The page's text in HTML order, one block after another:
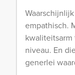
empathisch.
niveau. En
generlei